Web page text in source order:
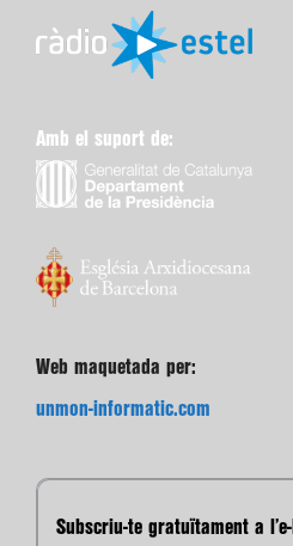
Amb el suport de:
Web maquetada per:
unmon-informatic.com
Subscriu-te gratuïtament a